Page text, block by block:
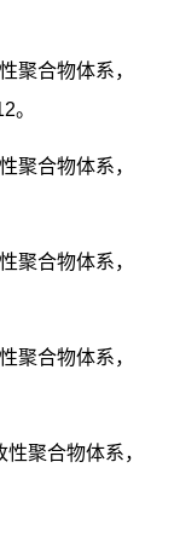
聚合物体系，
。
聚合物体系，
聚合物体系，
聚合物体系，
聚合物体系，